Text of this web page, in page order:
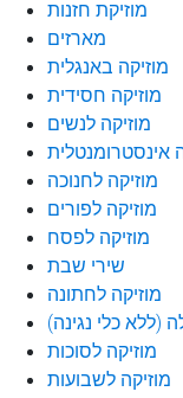
מוזיקת חזנות
מארזים
מוזיקה באנגלית
מוזיקה חסידית
מוזיקה לנשים
אינסטרומנטלית
מוזיקה לחנוכה
מוזיקה לפורים
מוזיקה לפסח
שירי שבת
מוזיקה לחתונה
(ללא כלי נגינה)
מוזיקה לסוכות
מוזיקה לשבועות